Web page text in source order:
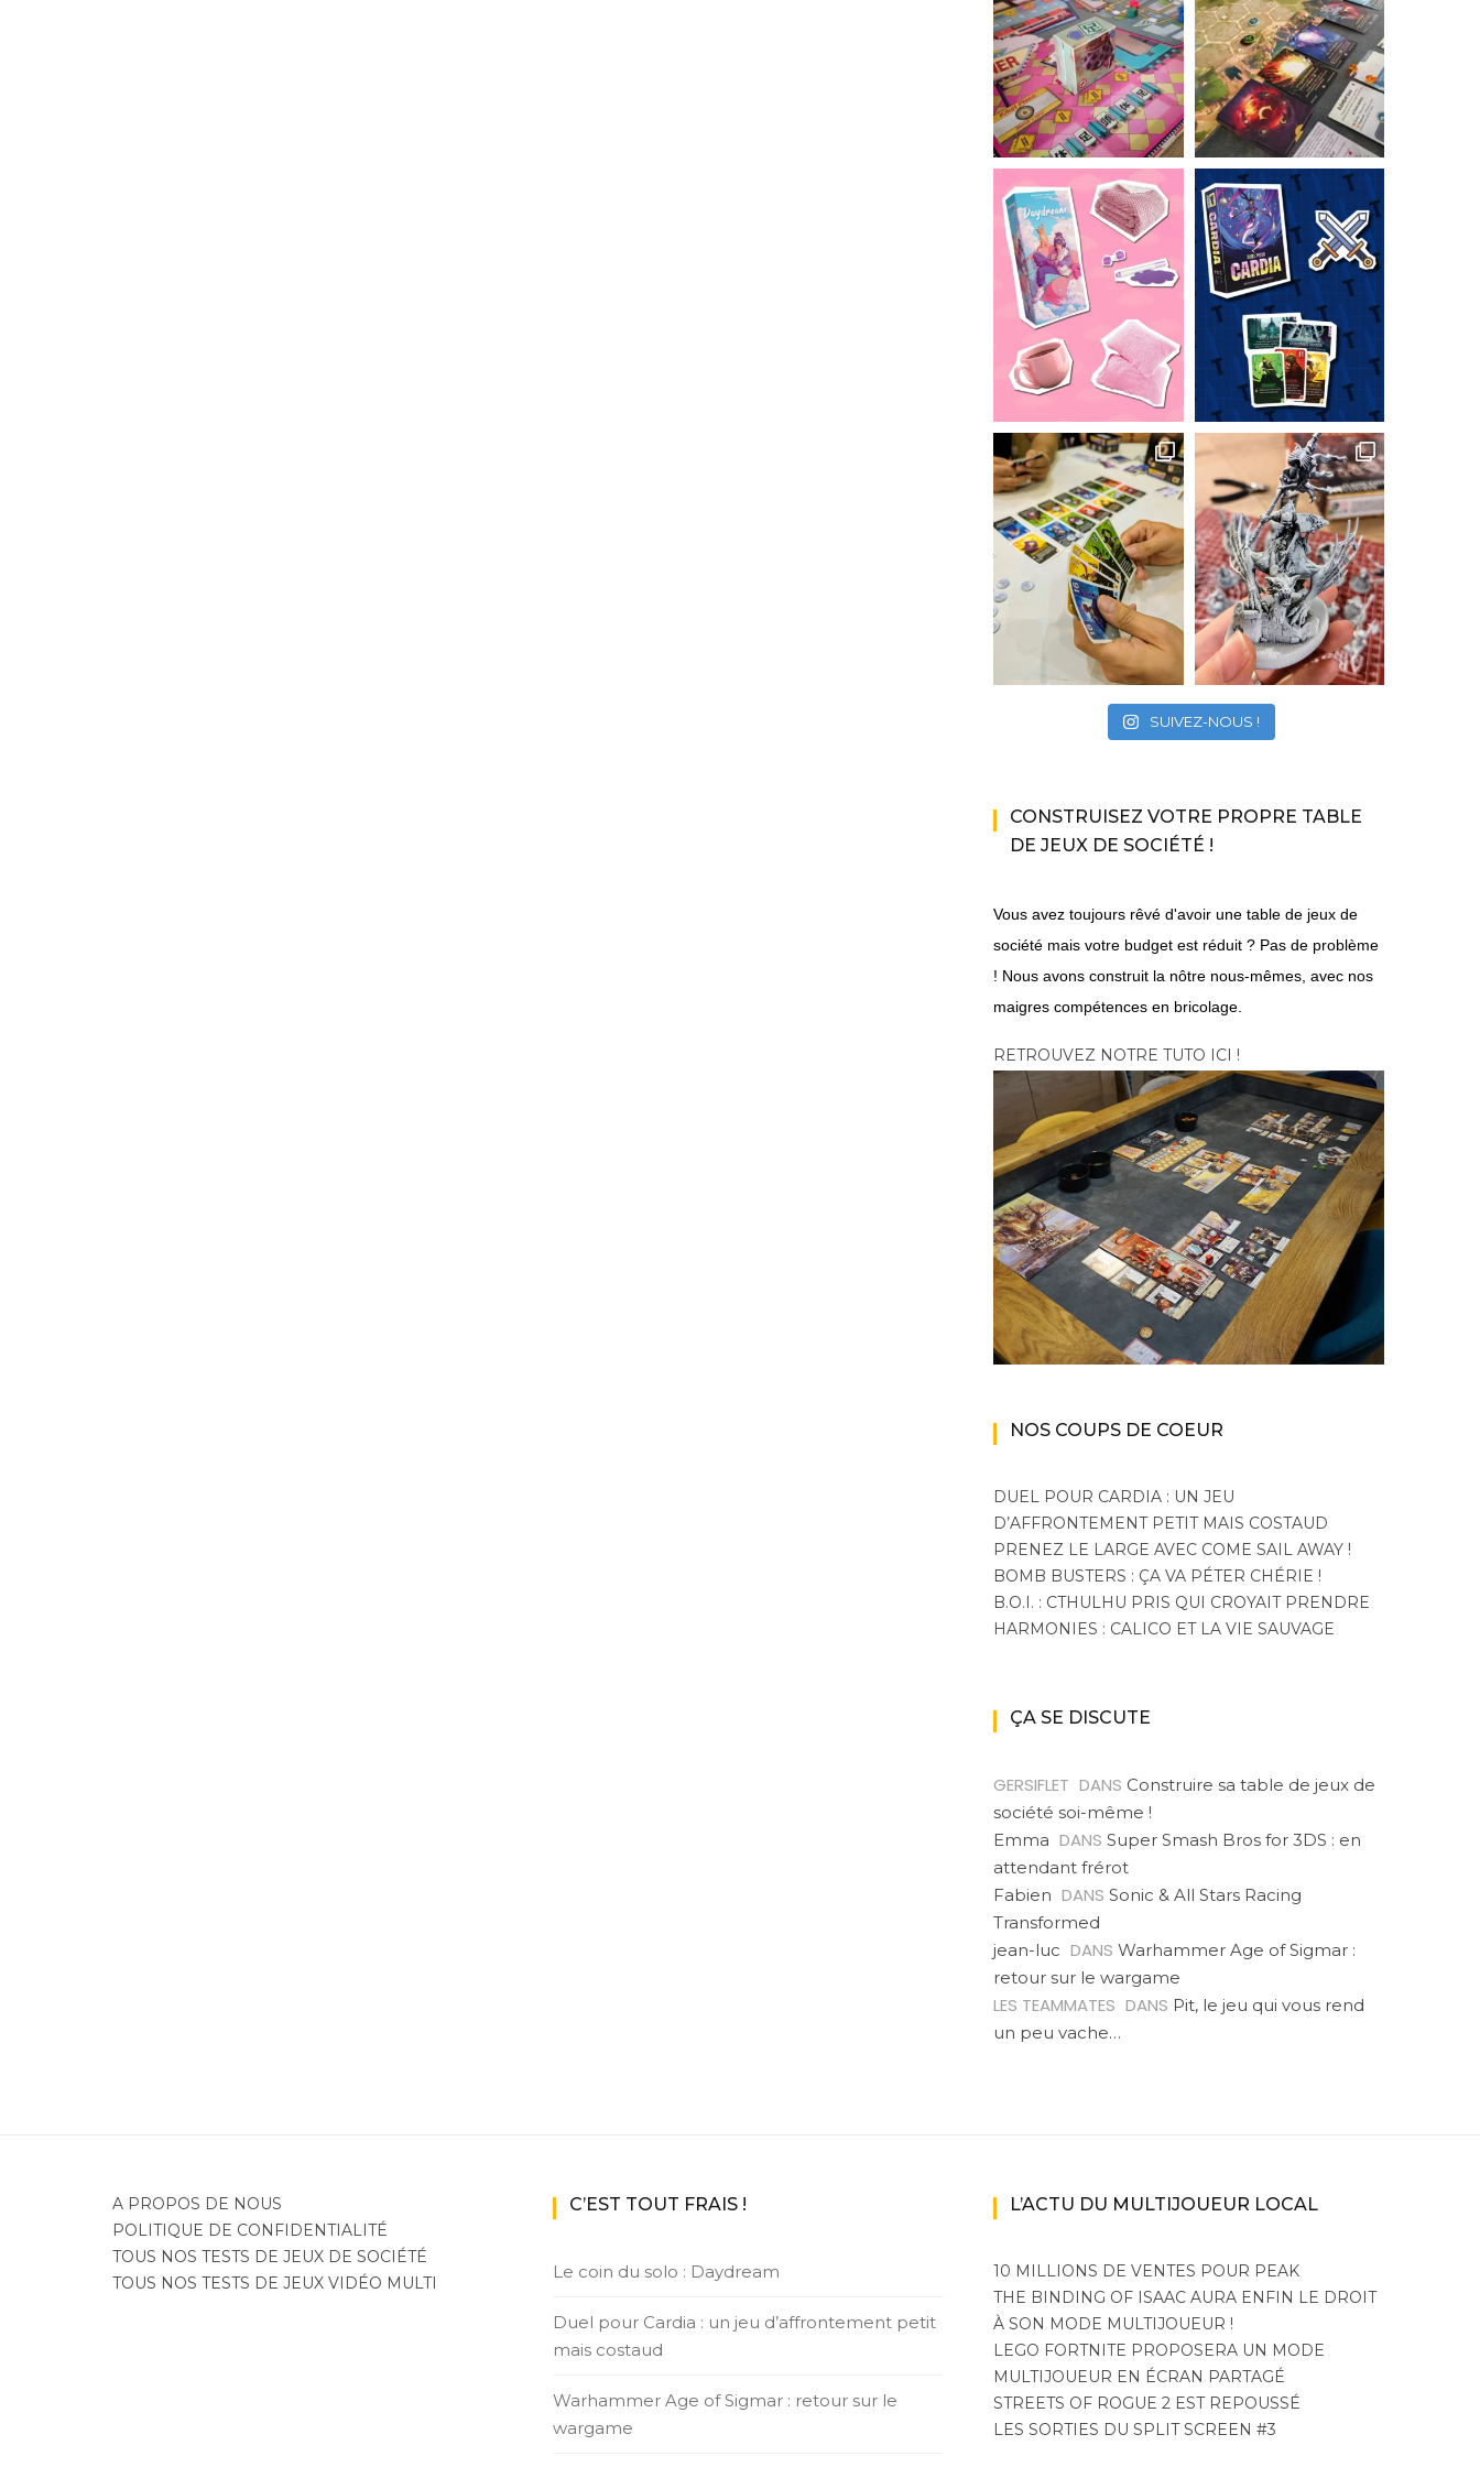
SUIVEZ-NOUS !
CONSTRUISEZ VOTRE PROPRE TABLE
DE JEUX DE SOCIÉTÉ !
Vous avez toujours rêvé d'avoir une table de jeux de
société mais votre budget est réduit ? Pas de problème
! Nous avons construit la nôtre nous-mêmes, avec nos
maigres compétences en bricolage.
RETROUVEZ NOTRE TUTO ICI !
NOS COUPS DE COEUR
DUEL POUR CARDIA : UN JEU
D’AFFRONTEMENT PETIT MAIS COSTAUD
PRENEZ LE LARGE AVEC COME SAIL AWAY !
BOMB BUSTERS : ÇA VA PÉTER CHÉRIE !
B.O.I. : CTHULHU PRIS QUI CROYAIT PRENDRE
HARMONIES : CALICO ET LA VIE SAUVAGE
ÇA SE DISCUTE
GERSIFLET DANS Construire sa table de jeux de
société soi-même !
Emma DANS Super Smash Bros for 3DS : en
attendant frérot
Fabien DANS Sonic & All Stars Racing
Transformed
jean-luc DANS Warhammer Age of Sigmar :
retour sur le wargame
LES TEAMMATES DANS Pit, le jeu qui vous rend
un peu vache…
A PROPOS DE NOUS
POLITIQUE DE CONFIDENTIALITÉ
TOUS NOS TESTS DE JEUX DE SOCIÉTÉ
TOUS NOS TESTS DE JEUX VIDÉO MULTI
C’EST TOUT FRAIS !
Le coin du solo : Daydream
Duel pour Cardia : un jeu d’affrontement petit
mais costaud
Warhammer Age of Sigmar : retour sur le
wargame
L’ACTU DU MULTIJOUEUR LOCAL
10 MILLIONS DE VENTES POUR PEAK
THE BINDING OF ISAAC AURA ENFIN LE DROIT
À SON MODE MULTIJOUEUR !
LEGO FORTNITE PROPOSERA UN MODE
MULTIJOUEUR EN ÉCRAN PARTAGÉ
STREETS OF ROGUE 2 EST REPOUSSÉ
LES SORTIES DU SPLIT SCREEN #3